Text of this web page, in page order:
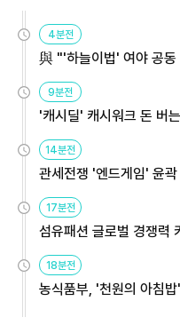
4분전
與 "'하늘이법' 여야 공
9분전
'캐시딜' 캐시워크 돈 버
14분전
관세전쟁 '엔드게임' 윤
용해야
17분전
섬유패션 글로벌 경쟁력
원
18분전
농식품부, '천원의 아침